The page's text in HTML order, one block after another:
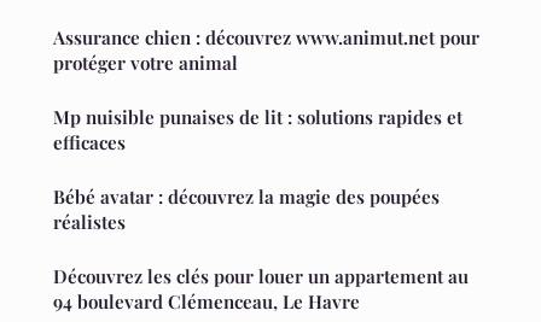
Assurance chien : découvrez www.animut.net pour
protéger votre animal
Mp nuisible punaises de lit : solutions rapides et
efficaces
Bébé avatar : découvrez la magie des poupées
réalistes
Découvrez les clés pour louer un appartement au
94 boulevard Clémenceau, Le Havre